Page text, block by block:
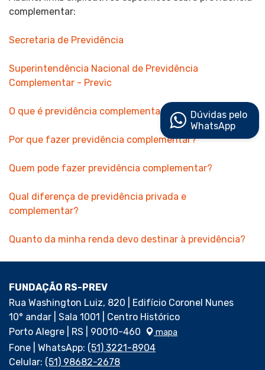
complementar:
Secretaria de Previdência
Superintendência Nacional de Previdência
Complementar - Previc
O que é previdência complementar?
Por que fazer previdência complementar?
Quem pode fazer previdência complementar?
Qual diferença de previdência privada e
complementar?
Quanto da minha renda devo destinar à previdência?
Dúvidas pelo
WhatsApp
FUNDAÇÃO RS-PREV
Rua Washington Luiz, 820 | Edifício Coronel Nunes
10° andar | Sala 1001 | Centro Histórico
Porto Alegre | RS | 90010-460
mapa
Fone | WhatsApp: (51) 3221-8904
Celular: (51) 98682-2678